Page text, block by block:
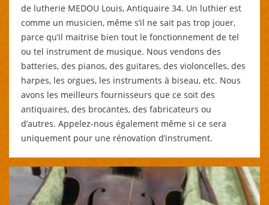
de lutherie MEDOU Louis, Antiquaire 34. Un luthier est
comme un musicien, même s’il ne sait pas trop jouer,
parce qu’il maitrise bien tout le fonctionnement de tel
ou tel instrument de musique. Nous vendons des
batteries, des pianos, des guitares, des violoncelles, des
harpes, les orgues, les instruments à biseau, etc. Nous
avons les meilleurs fournisseurs que ce soit des
antiquaires, des brocantes, des fabricateurs ou
d’autres. Appelez-nous également même si ce sera
uniquement pour une rénovation d’instrument.